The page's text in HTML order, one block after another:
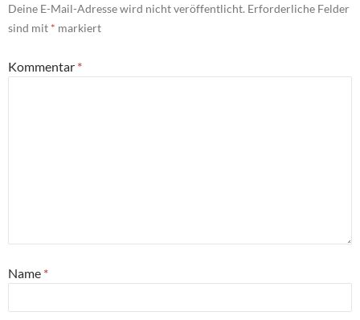
Deine E-Mail-Adresse wird nicht veröffentlicht. Erforderliche Felder
sind mit * markiert
Kommentar *
Name *